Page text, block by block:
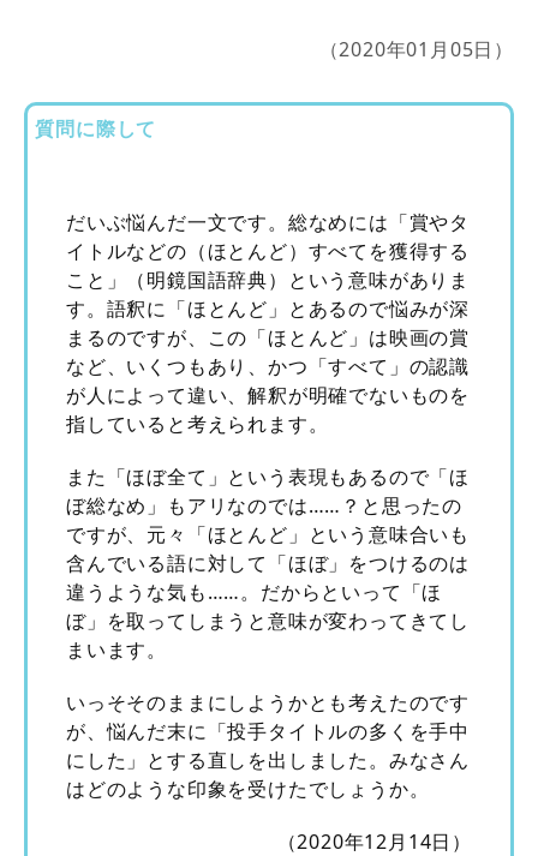
（2020年01月05日）
質問に際して
だいぶ悩んだ一文です。総なめには「賞やタ
イトルなどの（ほとんど）すべてを獲得する
こと」（明鏡国語辞典）という意味がありま
す。語釈に「ほとんど」とあるので悩みが深
まるのですが、この「ほとんど」は映画の賞
など、いくつもあり、かつ「すべて」の認識
が人によって違い、解釈が明確でないものを
指していると考えられます。
また「ほぼ全て」という表現もあるので「ほ
ぼ総なめ」もアリなのでは……？と思ったの
ですが、元々「ほとんど」という意味合いも
含んでいる語に対して「ほぼ」をつけるのは
違うような気も……。だからといって「ほ
ぼ」を取ってしまうと意味が変わってきてし
まいます。
いっそそのままにしようかとも考えたのです
が、悩んだ末に「投手タイトルの多くを手中
にした」とする直しを出しました。みなさん
はどのような印象を受けたでしょうか。
（2020年12月14日）